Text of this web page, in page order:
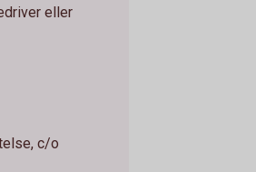
eller
c/o